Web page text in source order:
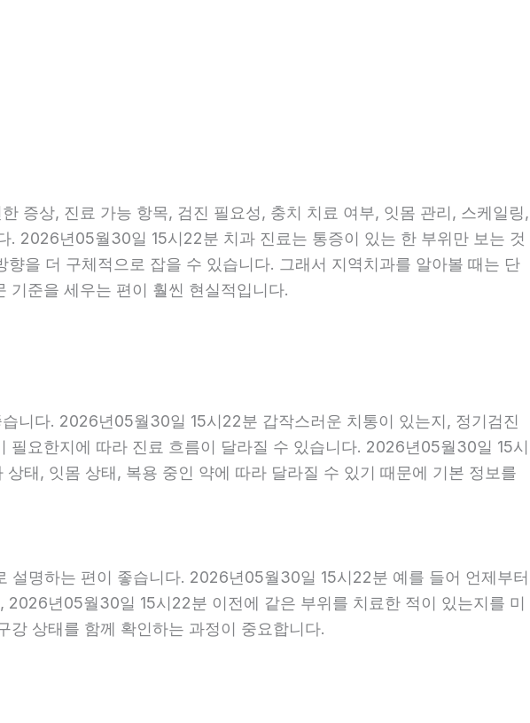
증상, 진료 가능 항목, 검진 필요성, 충치 치료 여부, 잇몸 관리, 스케일링,
2026년05월30일 15시22분 치과 진료는 통증이 있는 한 부위만 보는 것
을 더 구체적으로 잡을 수 있습니다. 그래서 지역치과를 알아볼 때는 단
기준을 세우는 편이 훨씬 현실적입니다.
니다. 2026년05월30일 15시22분 갑작스러운 치통이 있는지, 정기검진
요한지에 따라 진료 흐름이 달라질 수 있습니다. 2026년05월30일 15시
태, 잇몸 상태, 복용 중인 약에 따라 달라질 수 있기 때문에 기본 정보를
설명하는 편이 좋습니다. 2026년05월30일 15시22분 예를 들어 언제부터
년05월30일 15시22분 이전에 같은 부위를 치료한 적이 있는지를 미
상태를 함께 확인하는 과정이 중요합니다.